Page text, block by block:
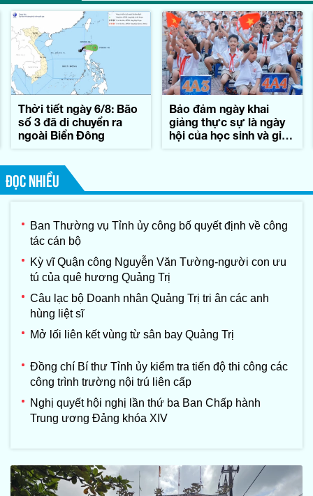
Thời tiết ngày 6/8: Bão
số 3 đã di chuyển ra
ngoài Biển Đông
Bảo đảm ngày khai
giảng thực sự là ngày
hội của học sinh và giáo
ĐỌC NHIỀU
Ban Thường vụ Tỉnh ủy công bố quyết định về công
tác cán bộ
Kỳ vĩ Quận công Nguyễn Văn Tường-người con ưu
tú của quê hương Quảng Trị
Câu lạc bộ Doanh nhân Quảng Trị tri ân các anh
hùng liệt sĩ
Mở lối liên kết vùng từ sân bay Quảng Trị
Đồng chí Bí thư Tỉnh ủy kiểm tra tiến độ thi công các
công trình trường nội trú liên cấp
Nghị quyết hội nghị lần thứ ba Ban Chấp hành
Trung ương Đảng khóa XIV